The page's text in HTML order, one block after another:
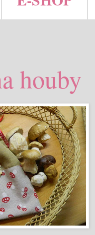
houby